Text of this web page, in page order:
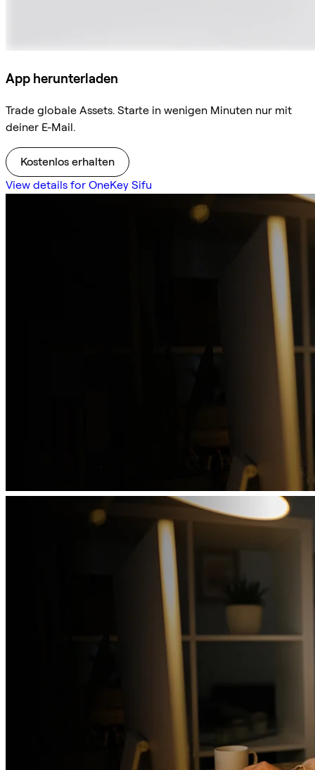
App herunterladen
Trade globale Assets. Starte in wenigen Minuten nur mit
deiner E-Mail.
Kostenlos erhalten
View details for OneKey Sifu